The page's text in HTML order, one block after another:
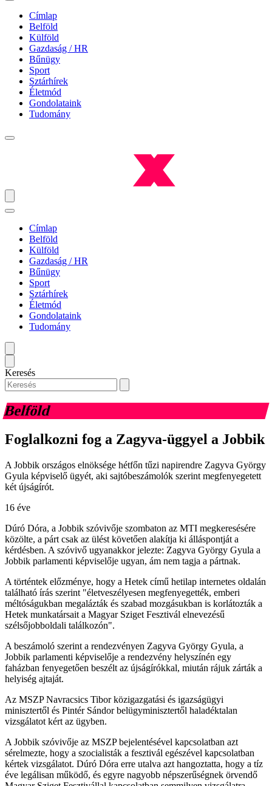
Címlap
Belföld
Külföld
Gazdaság / HR
Bűnügy
Sport
Sztárhírek
Életmód
Gondolataink
Tudomány
Címlap
Belföld
Külföld
Gazdaság / HR
Bűnügy
Sport
Sztárhírek
Életmód
Gondolataink
Tudomány
Keresés
Belföld
Foglalkozni fog a Zagyva-üggyel a Jobbik
A Jobbik országos elnöksége hétfőn tűzi napirendre Zagyva György
Gyula képviselő ügyét, aki sajtóbeszámolók szerint megfenyegetett
két újságírót.
16 éve
Dúró Dóra, a Jobbik szóvivője szombaton az MTI megkeresésére
közölte, a párt csak az ülést követően alakítja ki álláspontját a
kérdésben. A szóvivő ugyanakkor jelezte: Zagyva György Gyula a
Jobbik parlamenti képviselője ugyan, ám nem tagja a pártnak.
A történtek előzménye, hogy a Hetek című hetilap internetes oldalán
található írás szerint "életveszélyesen megfenyegették, emberi
méltóságukban megalázták és szabad mozgásukban is korlátozták a
Hetek munkatársait a Magyar Sziget Fesztivál elnevezésű
szélsőjobboldali találkozón".
A beszámoló szerint a rendezvényen Zagyva György Gyula, a
Jobbik parlamenti képviselője a rendezvény helyszínén egy
faházban fenyegetően beszélt az újságírókkal, miután rájuk zárták a
helyiség ajtaját.
Az MSZP Navracsics Tibor közigazgatási és igazságügyi
minisztertől és Pintér Sándor belügyminisztertől haladéktalan
vizsgálatot kért az ügyben.
A Jobbik szóvivője az MSZP bejelentésével kapcsolatban azt
sérelmezte, hogy a szocialisták a fesztivál egészével kapcsolatban
kértek vizsgálatot. Dúró Dóra erre utalva azt hangoztatta, hogy a tíz
éve legálisan működő, és egyre nagyobb népszerűségnek örvendő